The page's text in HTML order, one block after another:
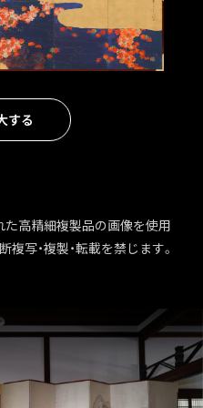
する
高精細複製品の画像を使用
写・複製・転載を禁じます。